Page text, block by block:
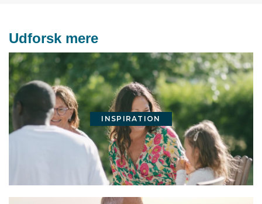
Udforsk mere
INSPIRATION